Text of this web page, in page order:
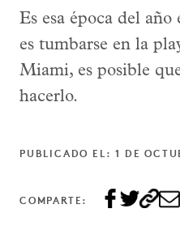
Es esa época del
es tumbarse en la
Miami, es posible
hacerlo.
PUBLICADO EL: 1 DE
COMPARTE: